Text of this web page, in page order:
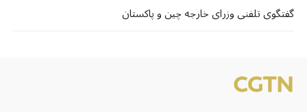
گفتگوی تلفنی وزرای خارجه چین و پاکستان